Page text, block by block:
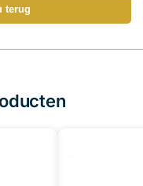
terug